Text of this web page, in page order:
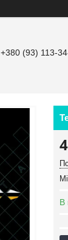
+380 (93) 113-
В